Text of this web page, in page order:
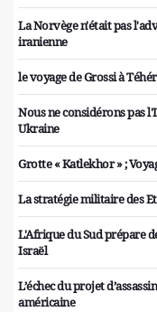
La Norvège n'était pas
iranienne
le voyage de Grossi à
Nous ne considérons pas
Ukraine
Grotte « Katlekhor » ;
La stratégie militaire des
L'Afrique du Sud prépare
Israël
L’échec du projet
américaine